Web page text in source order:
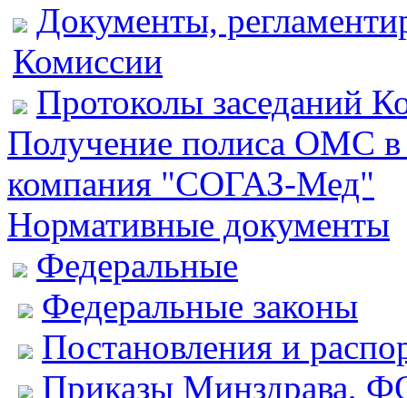
Документы,
Комиссии
Протоколы заседаний
Получение полиса ОМС
компания "СОГАЗ-Мед"
Нормативные документы
Федеральные
Федеральные законы
Постановления и
Приказы Минздрава,